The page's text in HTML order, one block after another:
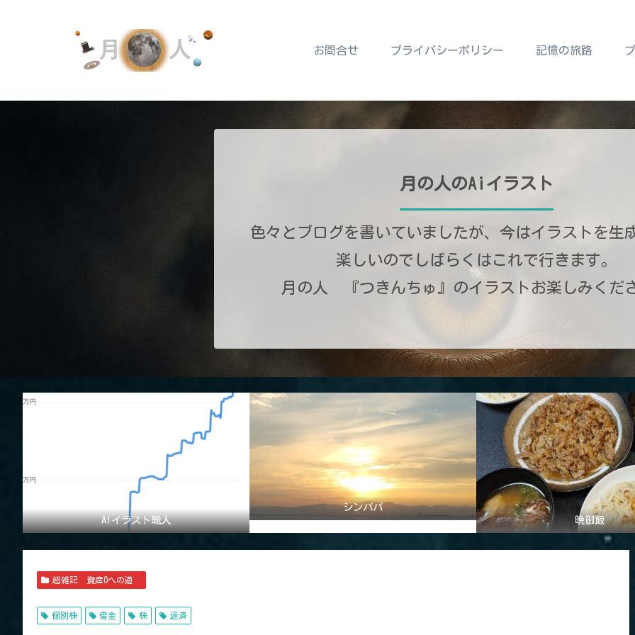
お問合せ プライバシーポリシー 記憶の旅路
月の人のAiイラスト
色々とブログを書いていましたが、今はイラストを生
楽しいのでしばらくはこれで行きます。
月の人 『つきんちゅ』のイラストお楽しみくだ
AIイラスト職人
シンパパ
晩御飯
超雑記 資産0への道
個別株 借金 株 返済